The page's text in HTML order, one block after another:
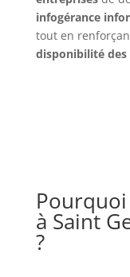
infogérance
tout en
disponibilité
à Saint
?